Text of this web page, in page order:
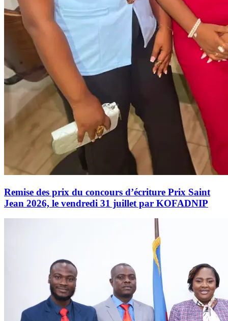
Remise des prix du concours d’écriture Prix Saint
Jean 2026, le vendredi 31 juillet par KOFADNIP